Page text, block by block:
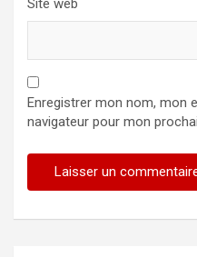
Site web
Enregistrer mon nom, mon
navigateur pour mon